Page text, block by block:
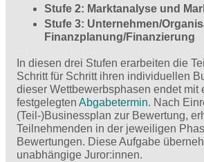
Stufe 2: Marktanalyse und
Stufe 3: Unternehmen/
Finanzplanung/Finanzierung
In diesen drei Stufen erarbeiten die
Schritt für Schritt ihren individuellen
dieser Wettbewerbsphasen endet mit
festgelegten Abgabetermin. Nach
(Teil-)Businessplan zur Bewertung,
Teilnehmenden in der jeweiligen
Bewertungen. Diese Aufgabe
unabhängige Juror:innen.